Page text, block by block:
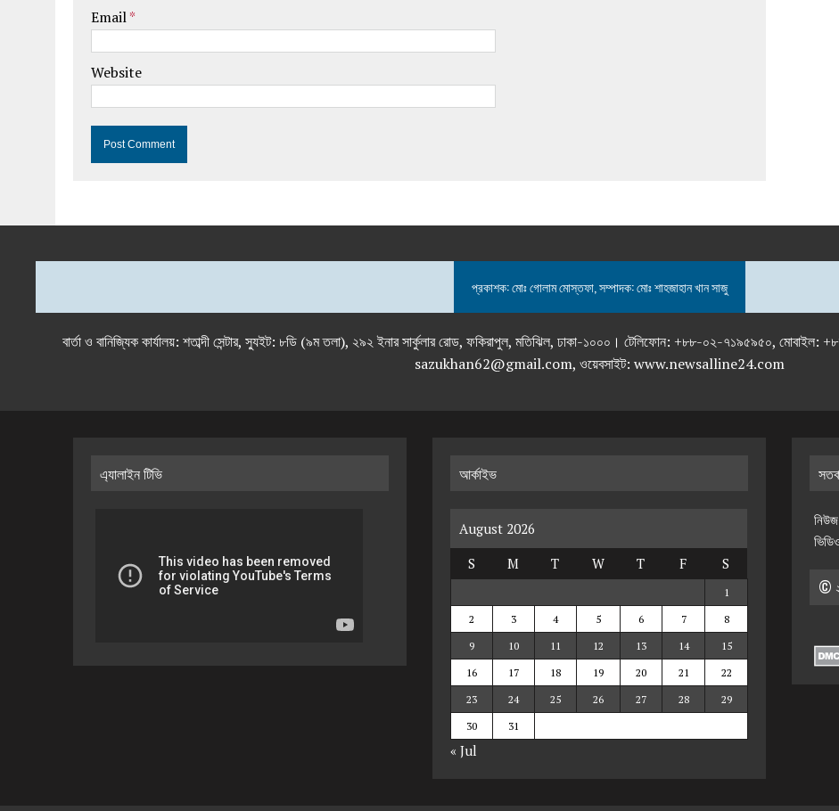
Email*
Website
প্রকাশক: মোঃ গোলাম মোস্তফা, সম্পাদক: মোঃ শাহজাহান খান সাজু
বার্তা ও বানিজ্যিক কার্যালয়: শতাব্দী সেন্টার, স্যুইট: ৮ডি (৯ম তলা), ২৯২ ইনার সার্কুলার রোড, ফকিরাপুল, মতিঝিল, ঢাকা-১০০০। টেলিফোন: +৮৮-০২-৭১৯৫৯৫০,
sazukhan62@gmail.com, ওয়েবসাইট: www.newsalline24.com
এ্যালাইন টিভি আর্কাইভ
August 2026
S
M T W T F S
1
2
3 4 5 6 7
8
9
10 11 12 13 14
15
16
17 18 19 20 21
22
23
24 25 26 27 28
29
30
31
« Jul
©